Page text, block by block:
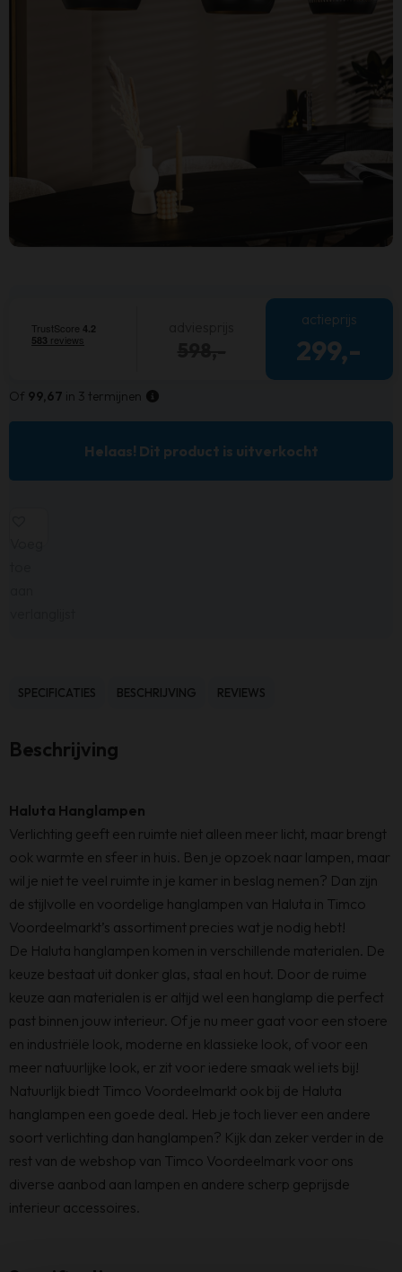
actieprijs
299,-
Of 99,67 in 3 termijnen
Helaas! Dit product is uitverkocht
SPECIFICATIES BESCHRIJVING REVIEWS
Beschrijving
Haluta Hanglampen
Verlichting geeft een ruimte niet alleen meer licht, maar brengt
ook warmte en sfeer in huis. Ben je opzoek naar lampen, maar
wil je niet te veel ruimte in je kamer in beslag nemen? Dan zijn
de stijlvolle en voordelige hanglampen van Haluta in Timco
Voordeelmarkt’s assortiment precies wat je nodig hebt!
De Haluta hanglampen komen in verschillende materialen. De
keuze bestaat uit donker glas, staal en hout. Door de ruime
keuze aan materialen is er altijd wel een hanglamp die perfect
past binnen jouw interieur. Of je nu meer gaat voor een stoere
en industriële look, moderne en klassieke look, of voor een
meer natuurlijke look, er zit voor iedere smaak wel iets bij!
Natuurlijk biedt Timco Voordeelmarkt ook bij de Haluta
hanglampen een goede deal. Heb je toch liever een andere
soort verlichting dan hanglampen? Kijk dan zeker verder in de
rest van de webshop van Timco Voordeelmark voor ons
diverse aanbod aan lampen en andere scherp geprijsde
interieur accessoires.